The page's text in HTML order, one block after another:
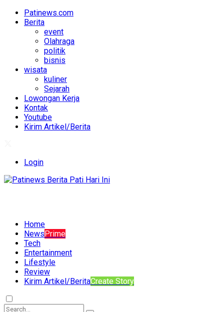
Patinews.com
Berita
event
Olahraga
politik
bisnis
wisata
kuliner
Sejarah
Lowongan Kerja
Kontak
Youtube
Kirim Artikel/Berita
Login
Home
NewsPrime
Tech
Entertainment
Lifestyle
Review
Kirim Artikel/BeritaCreate Story